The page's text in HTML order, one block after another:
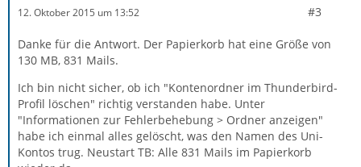
12. Oktober 2015 um 13:52 #3
Danke für die Antwort. Der Papierkorb hat eine Größe von
130 MB, 831 Mails.
Ich bin nicht sicher, ob ich "Kontenordner im Thunderbird-
Profil löschen" richtig verstanden habe. Unter
"Informationen zur Fehlerbehebung > Ordner anzeigen"
habe ich einmal alles gelöscht, was den Namen des Uni-
Kontos trug. Neustart TB: Alle 831 Mails im Papierkorb